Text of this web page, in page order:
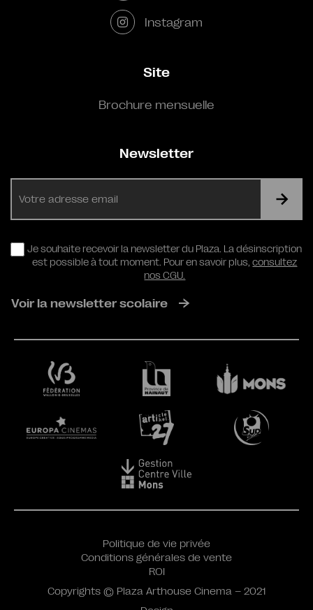
Instagram
Site
Brochure mensuelle
Newsletter
RGPD
Je souhaite recevoir la newsletter du Plaza. La désinscription
est possible à tout moment. Pour en savoir plus,consultez
nos CGU.
Voir la newsletter scolaire
Politique de vie privée
Conditions générales de vente
ROI
Copyrights © Plaza Arthouse Cinema – 2021